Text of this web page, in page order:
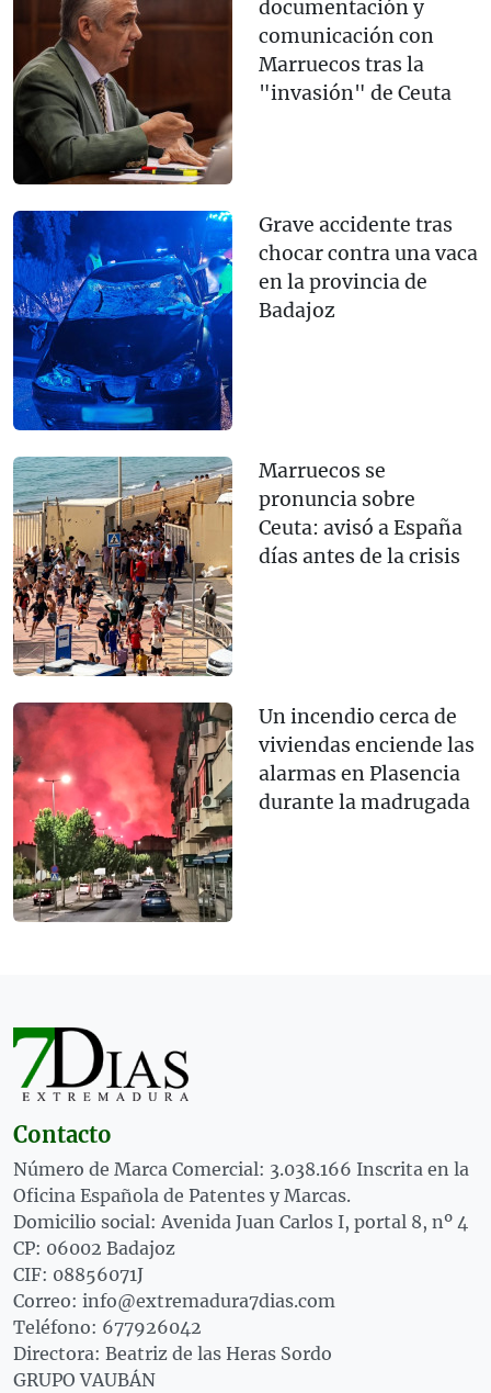
documentación y
comunicación con
Marruecos tras la
"invasión" de Ceuta
Grave accidente tras
chocar contra una vaca
en la provincia de
Badajoz
Marruecos se
pronuncia sobre
Ceuta: avisó a España
días antes de la crisis
Un incendio cerca de
viviendas enciende las
alarmas en Plasencia
durante la madrugada
Contacto
Número de Marca Comercial: 3.038.166 Inscrita en la
Oficina Española de Patentes y Marcas.
Domicilio social: Avenida Juan Carlos I, portal 8, nº 4
CP: 06002 Badajoz
CIF: 08856071J
Correo: info@extremadura7dias.com
Teléfono: 677926042
Directora: Beatriz de las Heras Sordo
GRUPO VAUBÁN